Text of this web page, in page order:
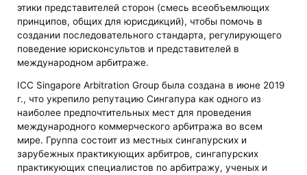
этики представителей сторон (смесь всеобъемлющих
принципов, общих для юрисдикций), чтобы помочь в
создании последовательного стандарта, регулирующего
поведение юрисконсультов и представителей в
международном арбитраже.
ICC Singapore Arbitration Group была создана в июне 2019
г., что укрепило репутацию Сингапура как одного из
наиболее предпочтительных мест для проведения
международного коммерческого арбитража во всем
мире. Группа состоит из местных сингапурских и
зарубежных практикующих арбитров, сингапурских
практикующих специалистов по арбитражу, ученых и